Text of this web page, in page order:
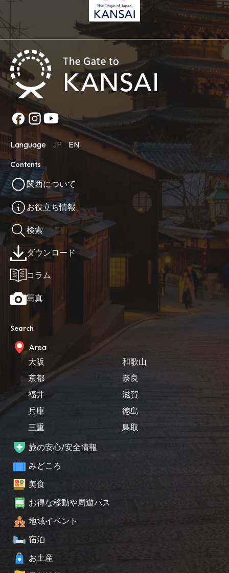
Language JP EN
Contents
関西について
お役立ち情報
検索
ダウンロード
コラム
写真
Search
Area
大阪
京都
福井
兵庫
三重
和歌山
奈良
滋賀
徳島
鳥取
旅の安心/安全情報
みどころ
美食
お得な移動や周遊パス
地域イベント
宿泊
お土産